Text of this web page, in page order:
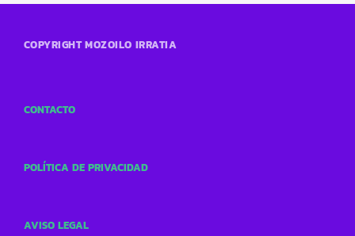
COPYRIGHT MOZOILO IRRATIA
CONTACTO
POLÍTICA DE PRIVACIDAD
AVISO LEGAL